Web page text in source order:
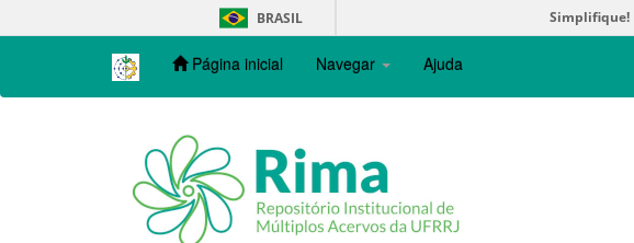
navigation
BRASIL Simplifique!
Página inicial Navegar Ajuda